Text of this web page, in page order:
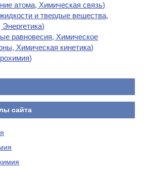
атома, Химическая связь)
и твердые вещества,
равновесия, Химическое
Химическая кинетика)
сайта